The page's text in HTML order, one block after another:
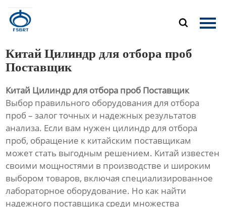

Главная
Новости
Контакты
Китай Цилиндр для отбора проб
Поставщик
Китай Цилиндр для отбора проб Поставщик
Выбор правильного оборудования для отбора
проб – залог точных и надежных результатов
анализа. Если вам нужен цилиндр для отбора
проб, обращение к китайским поставщикам
может стать выгодным решением. Китай известен
своими мощностями в производстве и широким
выбором товаров, включая специализированное
лабораторное оборудование. Но как найти
надежного поставщика среди множества